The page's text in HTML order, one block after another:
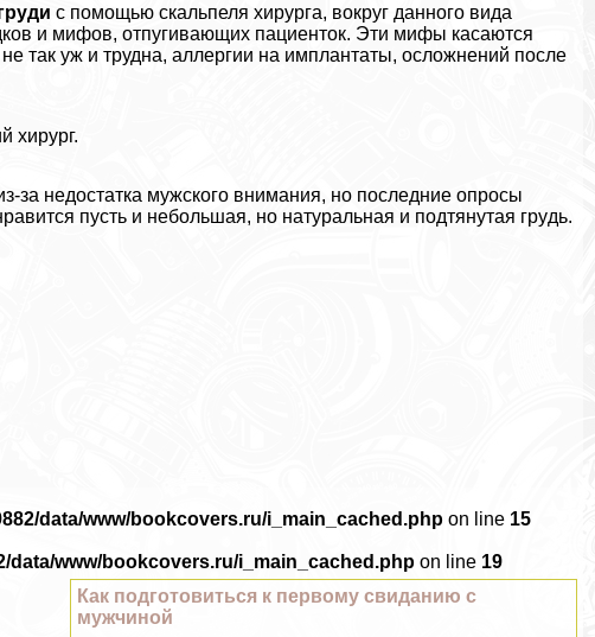
с помощью скальпеля хирурга, вокруг данного вида
и мифов, отпугивающих пациенток. Эти мифы касаются
так уж и трудна, аллергии на имплантаты, осложнений после
хирург.
недостатка мужского внимания, но последние опросы
пусть и небольшая, но натуральная и подтянутая гpyдь.
data/www/bookcovers.ru/i_main_cached.php on line 15
data/www/bookcovers.ru/i_main_cached.php on line 19
Как подготовиться к первому свиданию с
мужчиной